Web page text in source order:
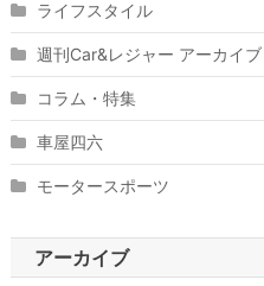
ライフスタイル
週刊Car&レジャー アーカイブ
コラム・特集
車屋四六
モータースポーツ
アーカイブ